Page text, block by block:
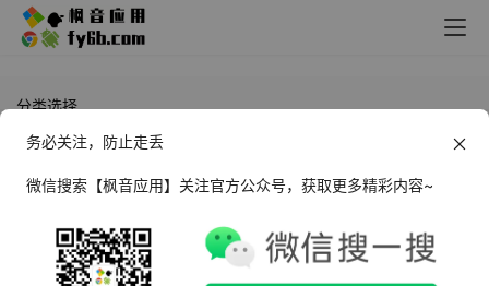
分类选择
默认
标题 阅读数
Windows DPI系统增强快速设置工
具_v1.0
务必关注，防止走丢
微信搜索【枫音应用】关注官方公众号，获取更多精彩内容~